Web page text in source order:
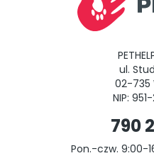
ul.
02-735
NIP:
790
Pon.-czw. 9:00-